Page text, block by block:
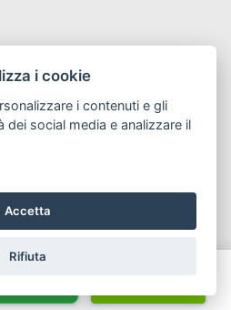
i cookie
i contenuti e gli
dei social media e analizzare il
Accetta
Rifiuta
/ 15:00 - 19:00
IT 02235920069
autoLabyCar (2025)